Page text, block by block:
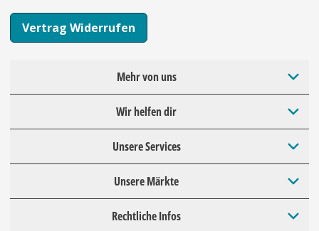
Vertrag Widerrufen
Mehr von uns
Wir helfen dir
Unsere Services
Unsere Märkte
Rechtliche Infos